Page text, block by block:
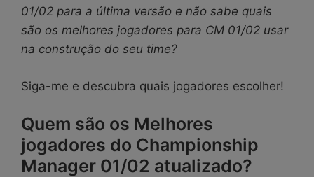
01/02 para a última versão e não sabe quais
são os melhores jogadores para CM 01/02 usar
na construção do seu time?
Siga-me e descubra quais jogadores escolher!
Quem são os Melhores
jogadores do Championship
Manager 01/02 atualizado?